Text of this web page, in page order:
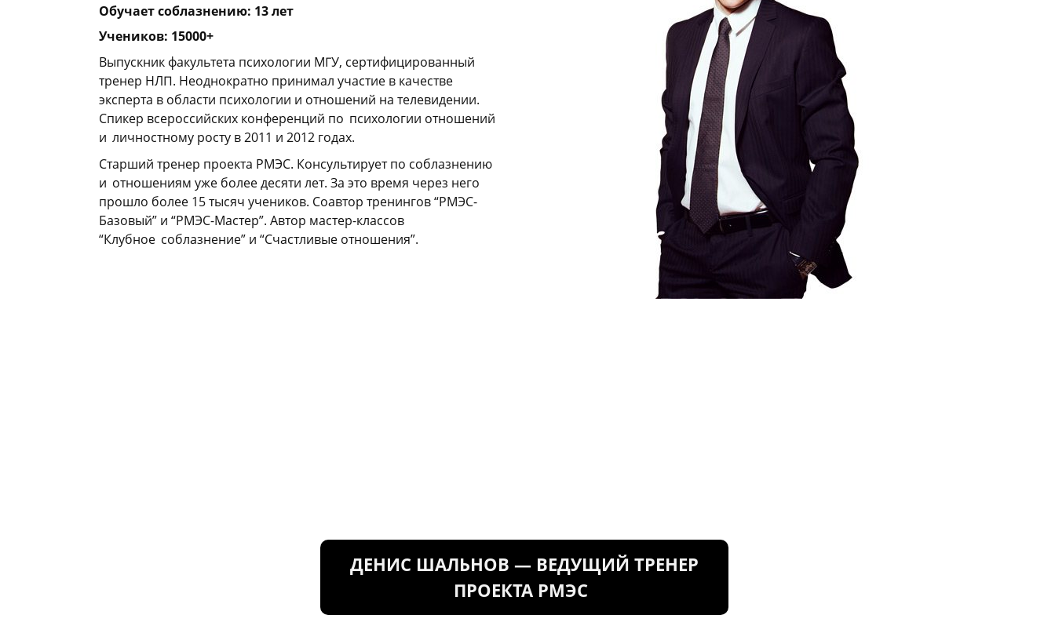
Обучает соблазнению: 13 лет
Учеников: 15000+
Выпускник факультета психологии МГУ, сертифицированный
тренер НЛП. Неоднократно принимал участие в качестве
эксперта в области психологии и отношений на телевидении.
Спикер всероссийских конференций по психологии отношений
и личностному росту в 2011 и 2012 годах.
Старший тренер проекта РМЭС. Консультирует по соблазнению
и отношениям уже более десяти лет. За это время через него
прошло более 15 тысяч учеников. Соавтор тренингов “РМЭС-
Базовый” и “РМЭС-Мастер”. Автор мастер-классов
“Клубное соблазнение” и “Счастливые отношения”.
ДЕНИС ШАЛЬНОВ — ВЕДУЩИЙ ТРЕНЕР
ПРОЕКТА РМЭС